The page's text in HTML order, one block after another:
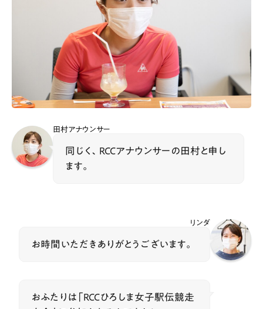
田村アナウンサー
同じく、RCCアナウンサーの田村と申し
ます。
リンダ
お時間いただきありがとうございます。
おふたりは「RCCひろしま女子駅伝競走